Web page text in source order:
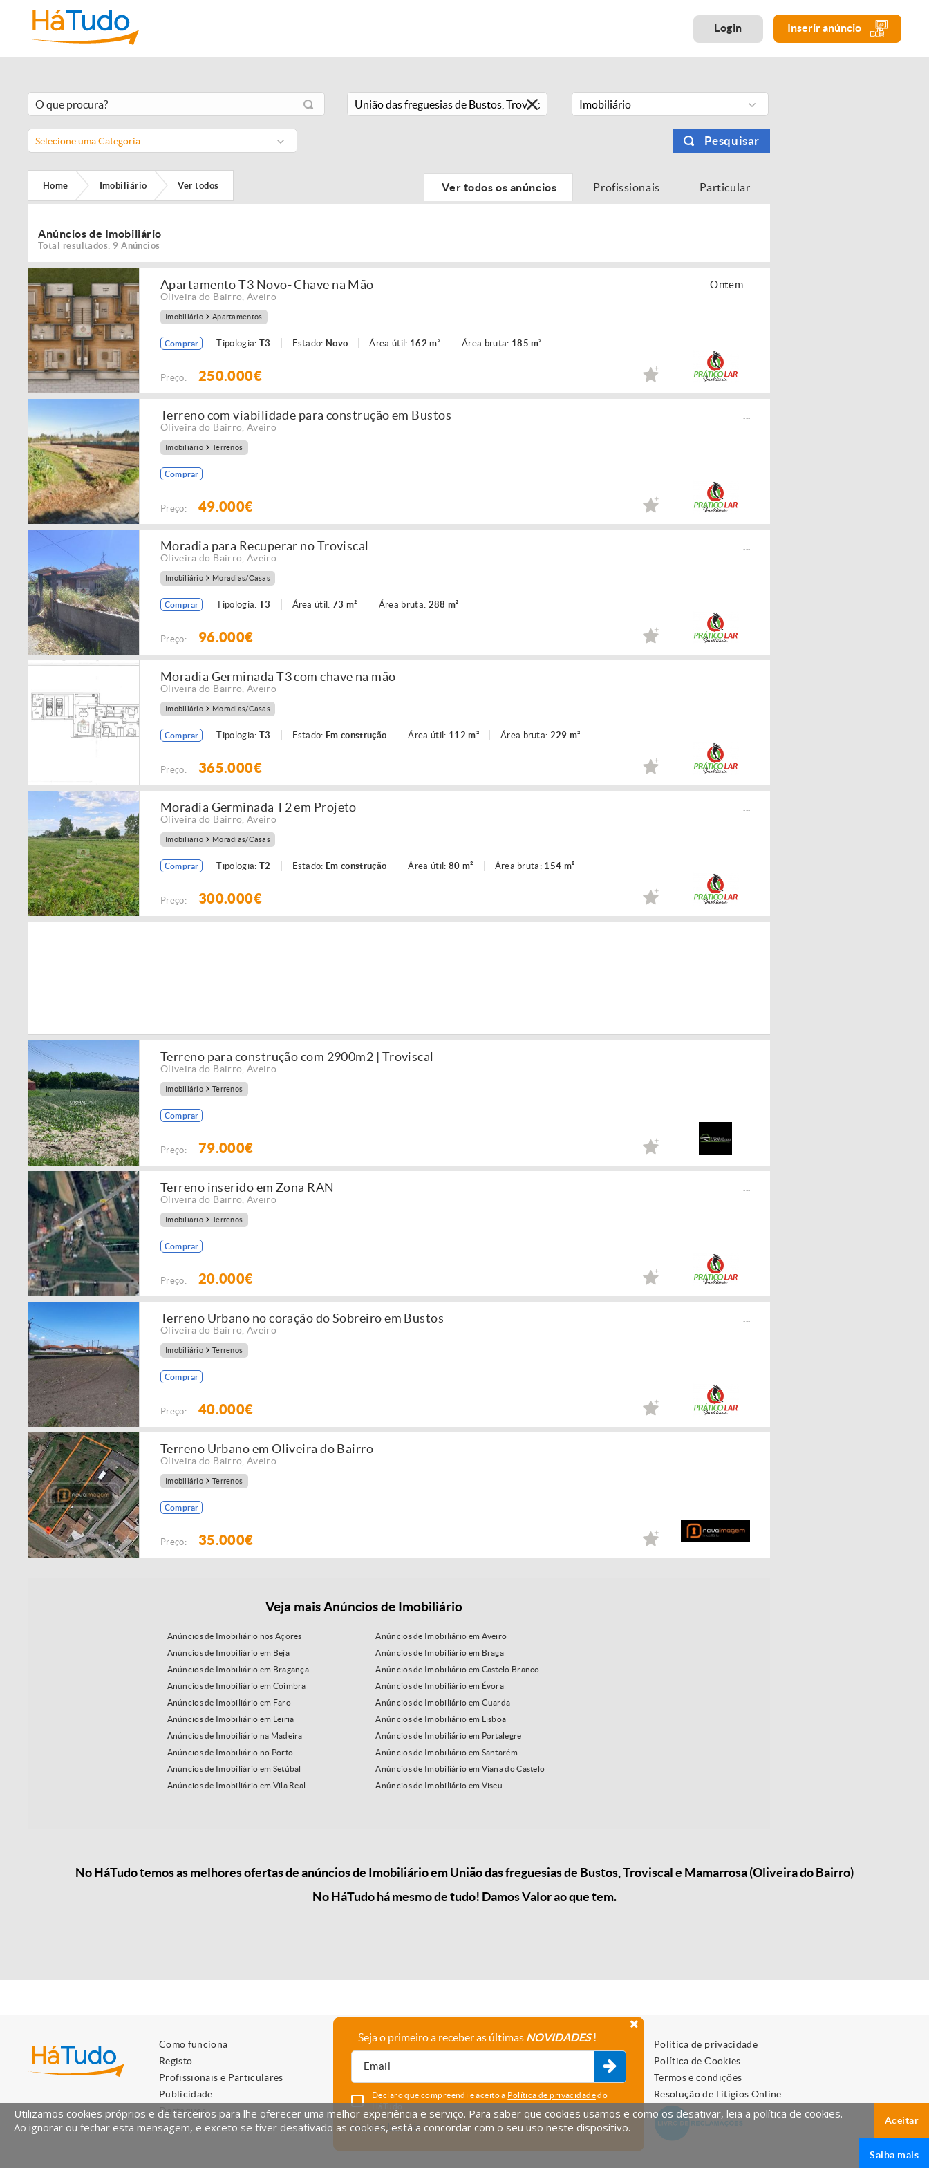
Login Inserir anúncio
Imobiliário
Selecione uma Categoria Pesquisar
Home Imobiliário Ver todos Ver todos os anúncios Profissionais Particular
Anúncios de Imobiliário
Total resultados: 9 Anúncios
Apartamento T3 Novo- Chave na Mão Ontem...
Oliveira do Bairro ,Aveiro
Imobiliário Apartamentos
Comprar Tipologia: T3 Estado: Novo Área útil: 162 m² Área bruta: 185 m²
Preço: 250.000€
Terreno com viabilidade para construção em Bustos
Oliveira do Bairro ,Aveiro
Imobiliário Terrenos
Comprar
Preço: 49.000€
Moradia para Recuperar no Troviscal
Oliveira do Bairro ,Aveiro
Imobiliário Moradias/Casas
Comprar Tipologia: T3 Área útil:73 m² Área bruta: 288 m²
Preço: 96.000€
Moradia Germinada T3 com chave na mão
Oliveira do Bairro ,Aveiro
Imobiliário Moradias/Casas
Comprar Tipologia: T3 Estado: Em construção Área útil: 112 m² Área bruta: 229 m²
Preço: 365.000€
Moradia Germinada T2 em Projeto
Oliveira do Bairro ,Aveiro
Imobiliário Moradias/Casas
Comprar Tipologia: T2 Estado: Em construção Área útil: 80 m² Área bruta: 154 m²
Preço: 300.000€
Terreno para construção com 2900m2 | Troviscal
Oliveira do Bairro ,Aveiro
Imobiliário Terrenos
Comprar
Preço: 79.000€
Terreno inserido em Zona RAN
Oliveira do Bairro ,Aveiro
Imobiliário Terrenos
Comprar
Preço: 20.000€
Terreno Urbano no coração do Sobreiro em Bustos
Oliveira do Bairro ,Aveiro
Imobiliário Terrenos
Comprar
Preço: 40.000€
Terreno Urbano em Oliveira do Bairro
Oliveira do Bairro ,Aveiro
Imobiliário Terrenos
Comprar
Preço: 35.000€
Veja mais Anúncios de Imobiliário
Anúncios de Imobiliário nos Açores
Anúncios de Imobiliário em Aveiro
Anúncios de Imobiliário em Beja
Anúncios de Imobiliário em Braga
Anúncios de Imobiliário em Bragança
Anúncios de Imobiliário em Castelo Branco
Anúncios de Imobiliário em Coimbra
Anúncios de Imobiliário em Évora
Anúncios de Imobiliário em Faro
Anúncios de Imobiliário em Guarda
Anúncios de Imobiliário em Leiria
Anúncios de Imobiliário em Lisboa
Anúncios de Imobiliário na Madeira
Anúncios de Imobiliário em Portalegre
Anúncios de Imobiliário no Porto
Anúncios de Imobiliário em Santarém
Anúncios de Imobiliário em Setúbal
Anúncios de Imobiliário em Viana do Castelo
Anúncios de Imobiliário em Vila Real
Anúncios de Imobiliário em Viseu
No HáTudo temos as melhores ofertas de anúncios de Imobiliário em União das freguesias de Bustos, Troviscal e Mamarrosa (Oliveira do Bairro)
No HáTudo há mesmo de tudo! Damos Valor ao que tem.
Como funciona
Registo
Profissionais e Particulares
Publicidade
Destaques
A empresa
Parceiros
Política de privacidade
Política de Cookies
Termos e condições
Resolução de Litígios Online
Seja o primeiro a receber as últimas NOVIDADES!
Declaro que compreendi e aceito a Política de privacidadedo
HáTudo.
Anular subscrição
Utilizamos cookies próprios e de terceiros para lhe oferecer uma melhor experiência e serviço. Para saber que cookies usamos e como os desativar, leia a política de cookies.
Ao ignorar ou fechar esta mensagem, e exceto se tiver desativado as cookies, está a concordar com o seu uso neste dispositivo.
Aceitar
Saiba mais